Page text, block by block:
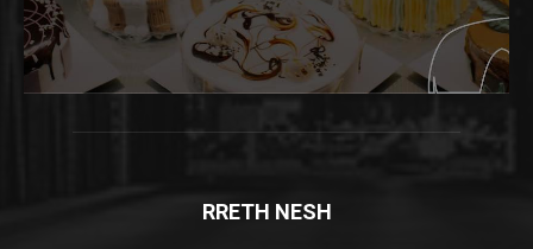
RRETH NESH